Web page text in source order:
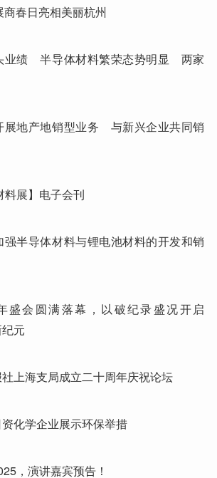
春日亮相美丽杭州
业绩 半导体材料繁荣态势明显 两家
地产地销型业务 与新兴企业共同销
料展】电子会刊
半导体材料与锂电池材料的开发和销
盛会圆满落幕，以破纪录盛况开启
元
上海支局成立二十周年庆祝论坛
化学企业展示环保举措
，演讲嘉宾预告！